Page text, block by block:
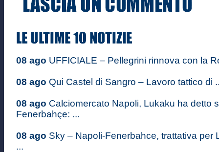
08 ago UFFICIALE – Pellegrini rinnova con la
08 ago Qui Castel di Sangro – Lavoro tattico di
08 ago Calciomercato Napoli, Lukaku ha detto
Fenerbahçe: ...
08 ago Sky – Napoli-Fenerbahce, trattativa per
...